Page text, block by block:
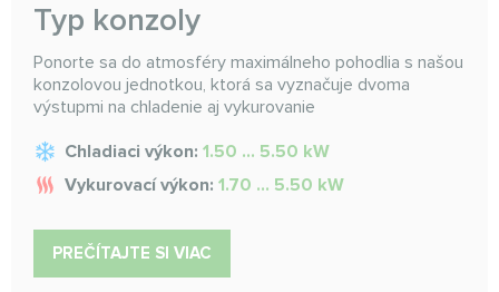
Typ konzoly
Ponorte sa do atmosféry maximálneho pohodlia s našou
konzolovou jednotkou, ktorá sa vyznačuje dvoma
výstupmi na chladenie aj vykurovanie
Chladiaci výkon: 1.50 ... 5.50 kW
Vykurovací výkon: 1.70 ... 5.50 kW
PREČÍTAJTE SI VIAC